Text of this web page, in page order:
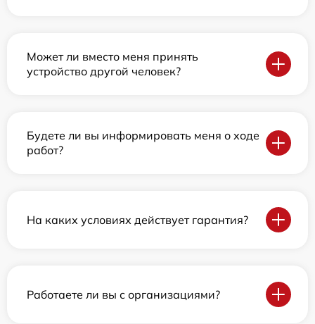
Может ли вместо меня принять
устройство другой человек?
Будете ли вы информировать меня о ходе
работ?
На каких условиях действует гарантия?
Работаете ли вы с организациями?